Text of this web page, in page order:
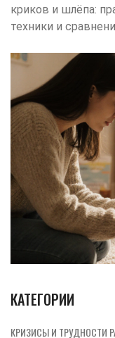
криков и шлёпа:
техники и
КАТЕГОРИИ
КРИЗИСЫ И ТРУДНОСТИ